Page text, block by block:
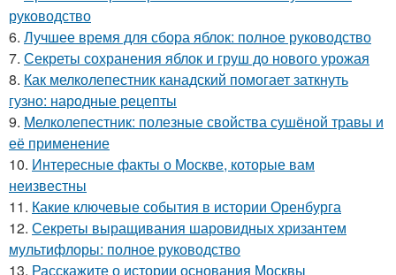
руководство
6. Лучшее время для сбора яблок: полное руководство
7. Секреты сохранения яблок и груш до нового урожая
8. Как мелколепестник канадский помогает заткнуть
гузно: народные рецепты
9. Мелколепестник: полезные свойства сушёной травы и
её применение
10. Интересные факты о Москве, которые вам
неизвестны
11. Какие ключевые события в истории Оренбурга
12. Секреты выращивания шаровидных хризантем
мультифлоры: полное руководство
13. Расскажите о истории основания Москвы